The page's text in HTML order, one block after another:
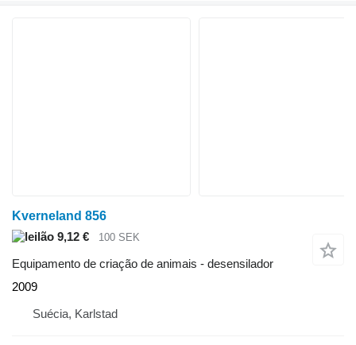
Kverneland 856
9,12 €
100 SEK
Equipamento de criação de animais - desensilador
2009
Suécia, Karlstad